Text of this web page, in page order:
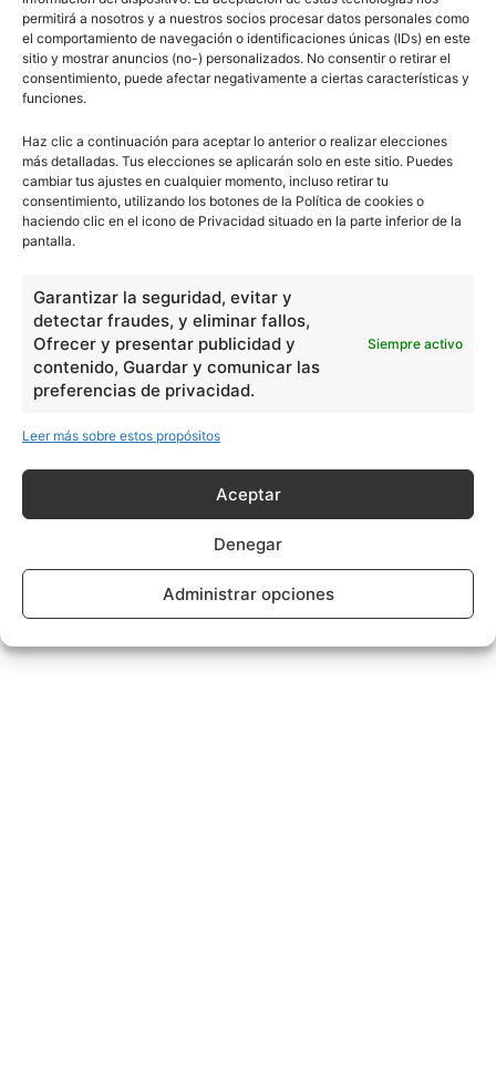
permitirá a nosotros y a nuestros socios procesar datos personales como
el comportamiento de navegación o identificaciones únicas (IDs) en este
sitio y mostrar anuncios (no-) personalizados. No consentir o retirar el
consentimiento, puede afectar negativamente a ciertas características y
funciones.
Haz clic a continuación para aceptar lo anterior o realizar elecciones
más detalladas. Tus elecciones se aplicarán solo en este sitio. Puedes
cambiar tus ajustes en cualquier momento, incluso retirar tu
consentimiento, utilizando los botones de la Política de cookies o
haciendo clic en el icono de Privacidad situado en la parte inferior de la
pantalla.
Garantizar la seguridad, evitar y
detectar fraudes, y eliminar fallos,
Ofrecer y presentar publicidad y
contenido, Guardar y comunicar las
preferencias de privacidad.
Siempre activo
Leer más sobre estos propósitos
Aceptar
Denegar
Administrar opciones
Los ciclos biogeoquímicos
Transformaciones climáticas
Tucán
Vaca